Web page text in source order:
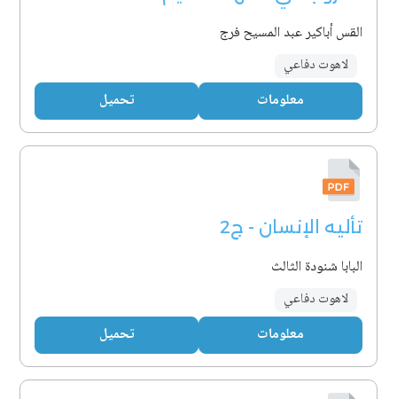
القس أباكير عبد المسيح فرج
لاهوت دفاعي
معلومات تحميل
تأليه الإنسان - ج2
البابا شنودة الثالث
لاهوت دفاعي
معلومات تحميل